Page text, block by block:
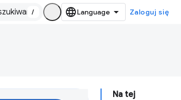
/ Zaloguj się
Na tej